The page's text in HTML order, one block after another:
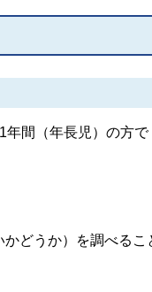
年間（年長児）の方で
どうか）を調べるこ